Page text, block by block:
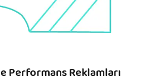
Performans Reklamları